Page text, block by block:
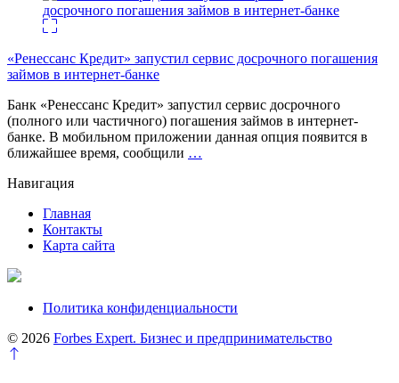
«Ренессанс Кредит» запустил сервис досрочного погашения
займов в интернет-банке
Банк «Ренессанс Кредит» запустил сервис досрочного
(полного или частичного) погашения займов в интернет-
банке. В мобильном приложении данная опция появится в
ближайшее время, сообщили …
Навигация
Главная
Контакты
Карта сайта
Политика конфиденциальности
© 2026 Forbes Expert. Бизнес и предпринимательство
Перейти